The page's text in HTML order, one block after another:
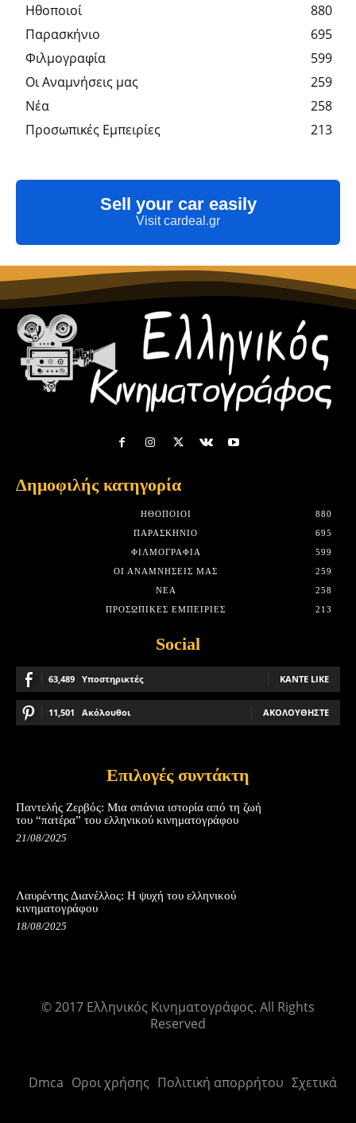
Hθοποιοί
880
Παρασκήνιο
695
Φιλμογραφία
599
Οι Αναμνήσεις μας
259
Νέα
258
Προσωπικές Εμπειρίες
213
Sell your car easily
Visit cardeal.gr
Δημοφιλής κατηγορία
HΘΟΠΟΙΟΊ
880
ΠΑΡΑΣΚΉΝΙΟ
695
ΦΙΛΜΟΓΡΑΦΊΑ
599
ΟΙ ΑΝΑΜΝΉΣΕΙΣ ΜΑΣ
259
ΝΈΑ
258
ΠΡΟΣΩΠΙΚΈΣ ΕΜΠΕΙΡΊΕΣ
213
Social
63,489 Υποστηρικτές ΚΆΝΤΕ LIKE
11,501 Ακόλουθοι ΑΚΟΛΟΥΘΉΣΤΕ
Επιλογές συντάκτη
Παντελής Ζερβός: Μια σπάνια ιστορία από τη ζωή
του “πατέρα” του ελληνικού κινηματογράφου
21/08/2025
Λαυρέντης Διανέλλος: Η ψυχή του ελληνικού
κινηματογράφου
18/08/2025
© 2017 Ελληνικός Κινηματογράφος. All Rights
Reserved
Dmca Οροι χρήσης Πολιτική απορρήτου Σχετικά